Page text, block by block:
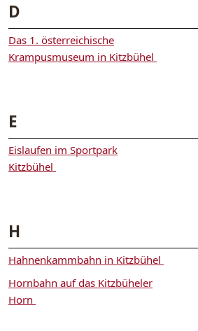
D
Das 1. österreichische
Krampusmuseum in Kitzbühel
E
Eislaufen im Sportpark
Kitzbühel
H
Hahnenkammbahn in Kitzbühel
Hornbahn auf das Kitzbüheler
Horn